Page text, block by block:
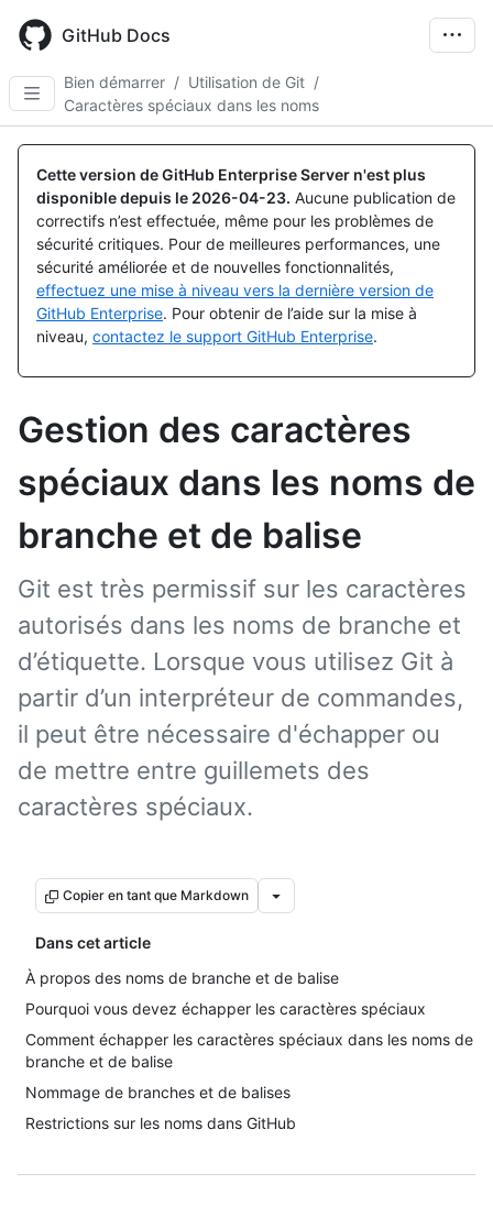
main
content
GitHub Docs
Bien démarrer / Utilisation de Git /
Caractères spéciaux dans les noms
Cette version de GitHub Enterprise Server n'est plus
disponible depuis le 2026-04-23. Aucune publication de
correctifs n’est effectuée, même pour les problèmes de
sécurité critiques. Pour de meilleures performances, une
sécurité améliorée et de nouvelles fonctionnalités,
effectuez une mise à niveau vers la dernière version de
GitHub Enterprise. Pour obtenir de l’aide sur la mise à
niveau, contactez le support GitHub Enterprise.
Gestion des caractères
spéciaux dans les noms de
branche et de balise
Git est très permissif sur les caractères
autorisés dans les noms de branche et
d’étiquette. Lorsque vous utilisez Git à
partir d’un interpréteur de commandes,
il peut être nécessaire d'échapper ou
de mettre entre guillemets des
caractères spéciaux.
Copier en tant que Markdown
Dans cet article
À propos des noms de branche et de balise
Pourquoi vous devez échapper les caractères spéciaux
Comment échapper les caractères spéciaux dans les noms de
branche et de balise
Nommage de branches et de balises
Restrictions sur les noms dans GitHub